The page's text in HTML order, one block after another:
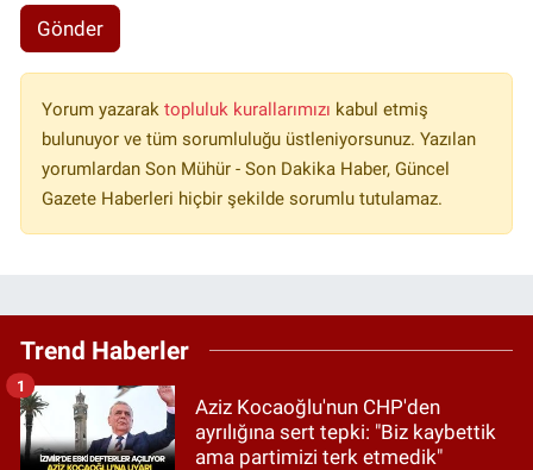
Gönder
Yorum yazarak topluluk kurallarımızı kabul etmiş
bulunuyor ve tüm sorumluluğu üstleniyorsunuz. Yazılan
yorumlardan Son Mühür - Son Dakika Haber, Güncel
Gazete Haberleri hiçbir şekilde sorumlu tutulamaz.
Trend Haberler
Aziz Kocaoğlu'nun CHP'den
ayrılığına sert tepki: "Biz kaybettik
ama partimizi terk etmedik"
1